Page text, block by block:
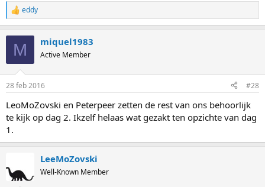
R
e
s
eddy
M miquel1983
Active Member
28 feb 2016 #28
LeoMoZovski en Peterpeer zetten de rest van ons behoorlijk
te kijk op dag 2. Ikzelf helaas wat gezakt ten opzichte van dag
1.
LeeMoZovski
Well-Known Member